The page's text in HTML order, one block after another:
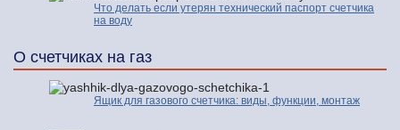
Что делать если утерян технический паспорт счетчика
на воду
О счетчиках на газ
Ящик для газового счетчика: виды, функции, монтаж